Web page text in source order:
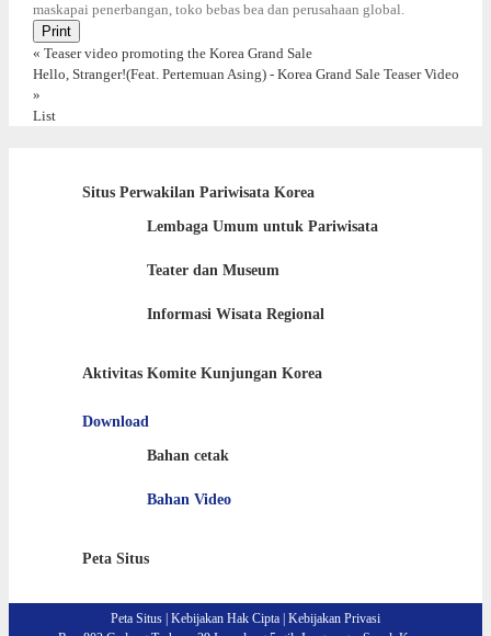
maskapai penerbangan, toko bebas bea dan perusahaan global.
Print
« Teaser video promoting the Korea Grand Sale
Hello, Stranger!(Feat. Pertemuan Asing) - Korea Grand Sale Teaser Video
»
List
Situs Perwakilan Pariwisata Korea
Lembaga Umum untuk Pariwisata
Teater dan Museum
Informasi Wisata Regional
Aktivitas Komite Kunjungan Korea
Download
Bahan cetak
Bahan Video
Peta Situs
Peta Situs | Kebijakan Hak Cipta | Kebijakan Privasi